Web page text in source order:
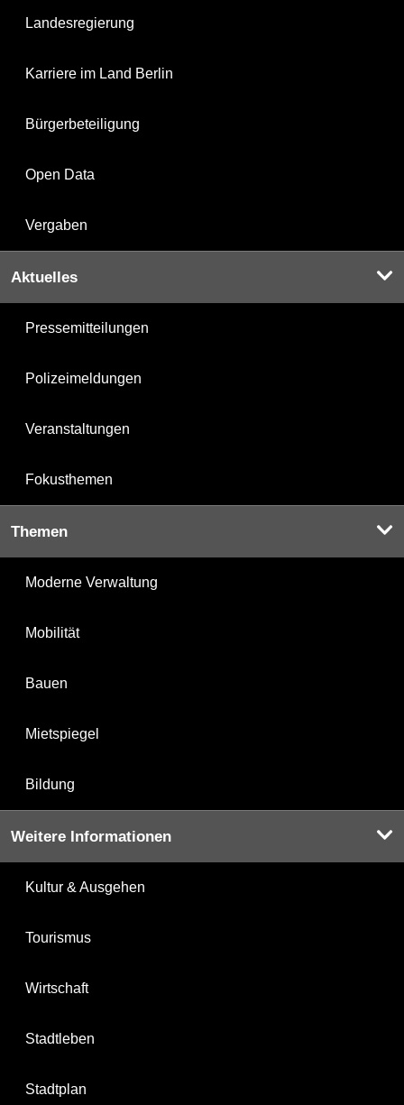
Landesregierung
Karriere im Land Berlin
Bürgerbeteiligung
Open Data
Vergaben
Aktuelles
Pressemitteilungen
Polizeimeldungen
Veranstaltungen
Fokusthemen
Themen
Moderne Verwaltung
Mobilität
Bauen
Mietspiegel
Bildung
Weitere Informationen
Kultur & Ausgehen
Tourismus
Wirtschaft
Stadtleben
Stadtplan